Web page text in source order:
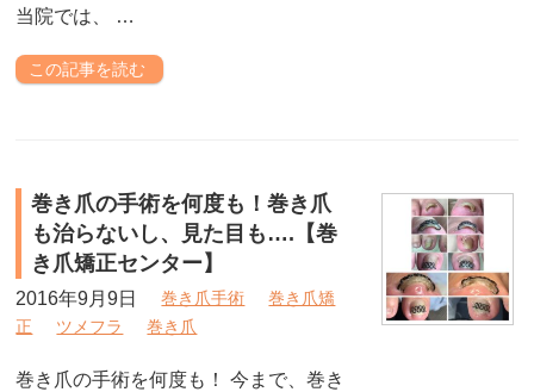
当院では、 …
この記事を読む
巻き爪の手術を何度も！巻き爪
も治らないし、見た目も….【巻
き爪矯正センター】
2016年9月9日 巻き爪手術
巻き爪矯
正
ツメフラ 巻き爪
巻き爪の手術を何度も！ 今まで、巻き